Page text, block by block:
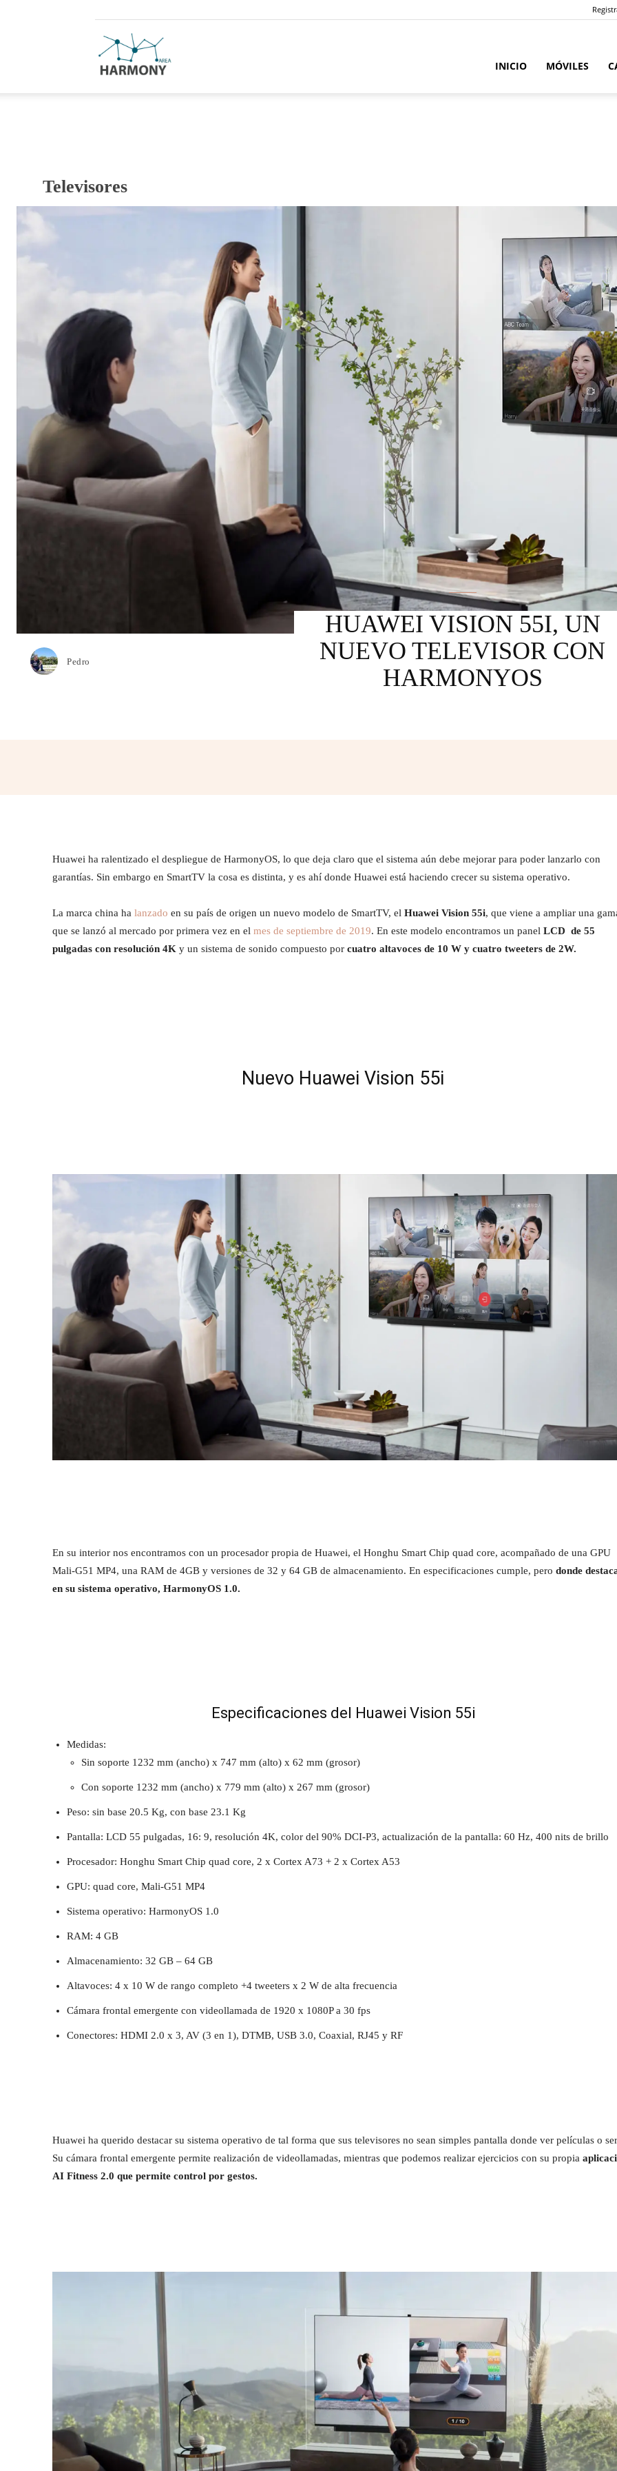
INICIO MÓVILES
Televisores
Pedro
HUAWEI VISION 55I, UN
NUEVO TELEVISOR CON
HARMONYOS
Huawei ha ralentizado el despliegue de HarmonyOS, lo que deja claro que el sistema aún debe mejorar para poder lanzarlo con
garantías. Sin embargo en SmartTV la cosa es distinta, y es ahí donde Huawei está haciendo crecer su sistema operativo.
La marca china ha lanzado en su país de origen un nuevo modelo de SmartTV, el Huawei Vision 55i, que viene a ampliar una
que se lanzó al mercado por primera vez en el mes de septiembre de 2019. En este modelo encontramos un panel LCD de 55
pulgadas con resolución 4K y un sistema de sonido compuesto por cuatro altavoces de 10 W y cuatro tweeters de 2W.
Nuevo Huawei Vision 55i
En su interior nos encontramos con un procesador propia de Huawei, el Honghu Smart Chip quad core, acompañado de una GPU
Mali-G51 MP4, una RAM de 4GB y versiones de 32 y 64 GB de almacenamiento. En especificaciones cumple, pero donde
en su sistema operativo, HarmonyOS 1.0.
Especificaciones del Huawei Vision 55i
Medidas:
Sin soporte 1232 mm (ancho) x 747 mm (alto) x 62 mm (grosor)
Con soporte 1232 mm (ancho) x 779 mm (alto) x 267 mm (grosor)
Peso: sin base 20.5 Kg, con base 23.1 Kg
Pantalla: LCD 55 pulgadas, 16: 9, resolución 4K, color del 90% DCI-P3, actualización de la pantalla: 60 Hz, 400 nits de brillo
Procesador: Honghu Smart Chip quad core, 2 x Cortex A73 + 2 x Cortex A53
GPU: quad core, Mali-G51 MP4
Sistema operativo: HarmonyOS 1.0
RAM: 4 GB
Almacenamiento: 32 GB – 64 GB
Altavoces: 4 x 10 W de rango completo +4 tweeters x 2 W de alta frecuencia
Cámara frontal emergente con videollamada de 1920 x 1080P a 30 fps
Conectores: HDMI 2.0 x 3, AV (3 en 1), DTMB, USB 3.0, Coaxial, RJ45 y RF
Huawei ha querido destacar su sistema operativo de tal forma que sus televisores no sean simples pantalla donde ver películas o
Su cámara frontal emergente permite realización de videollamadas, mientras que podemos realizar ejercicios con su propia
AI Fitness 2.0 que permite control por gestos.